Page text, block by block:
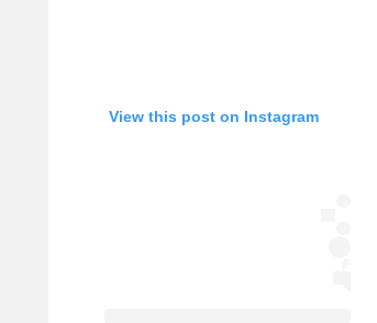
View this post on Instagram